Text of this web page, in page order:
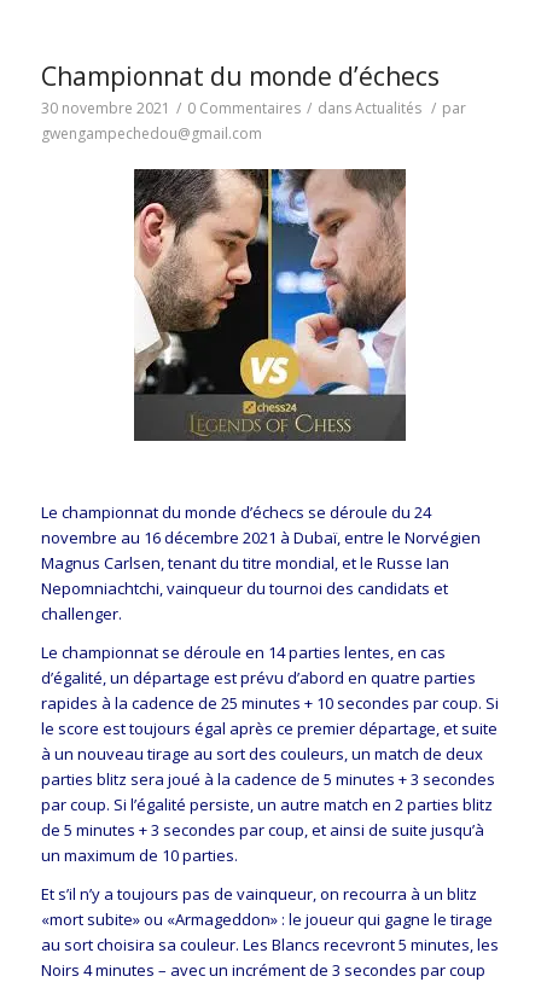
Championnat du monde d’échecs
30 novembre 2021 / 0 Commentaires / dansActualités / par
gwengampechedou@gmail.com
Le championnat du monde d’échecs se déroule du 24
novembre au 16 décembre 2021 à Dubaï, entre le Norvégien
Magnus Carlsen, tenant du titre mondial, et le Russe Ian
Nepomniachtchi, vainqueur du tournoi des candidats et
challenger.
Le championnat se déroule en 14 parties lentes, en cas
d’égalité, un départage est prévu d’abord en quatre parties
rapides à la cadence de 25 minutes + 10 secondes par coup. Si
le score est toujours égal après ce premier départage, et suite
à un nouveau tirage au sort des couleurs, un match de deux
parties blitz sera joué à la cadence de 5 minutes + 3 secondes
par coup. Si l’égalité persiste, un autre match en 2 parties blitz
de 5 minutes + 3 secondes par coup, et ainsi de suite jusqu’à
un maximum de 10 parties.
Et s’il n’y a toujours pas de vainqueur, on recourra à un blitz
«mort subite» ou «Armageddon» : le joueur qui gagne le tirage
au sort choisira sa couleur. Les Blancs recevront 5 minutes, les
Noirs 4 minutes – avec un incrément de 3 secondes par coup